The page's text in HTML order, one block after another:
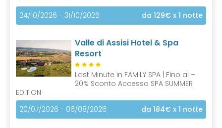
24/10/2026 - 31/10/2026 da 129€ x 1 notte
Valle di Assisi Hotel & Spa
Resort
Last Minute in FAMILY SPA | Fino al –
20% Sconto Accesso SPA SUMMER
EDITION
20/07/2026 - 06/08/2026
da 184€ x 1 notte